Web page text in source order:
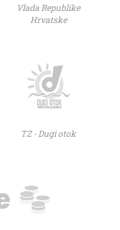
Vlada Republike
Hrvatske
TZ - Dugi otok